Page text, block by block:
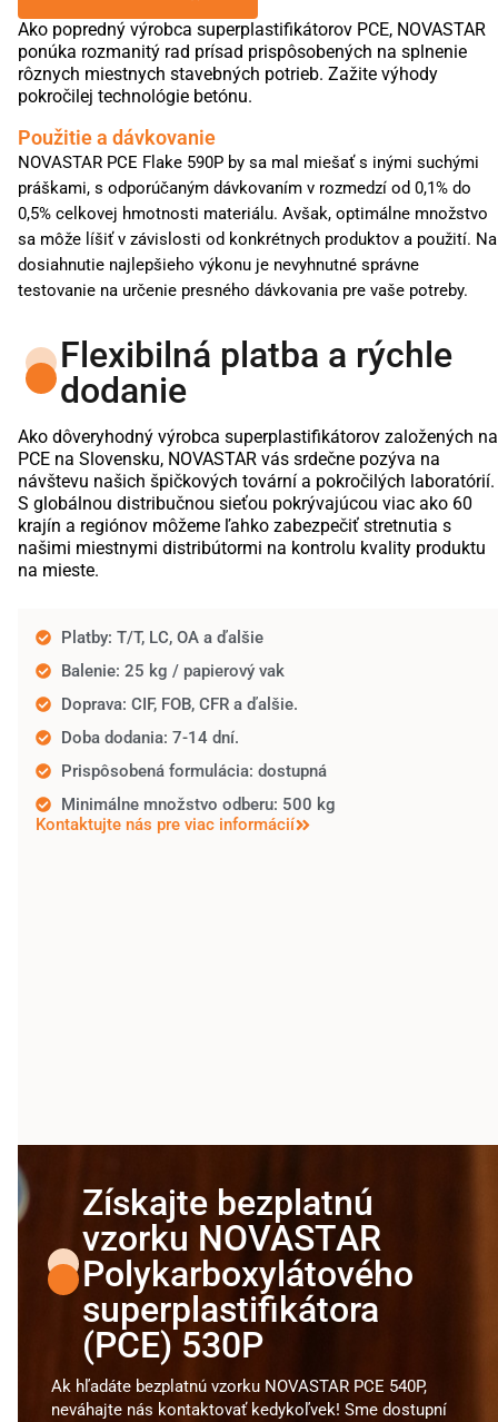
Ako popredný výrobca superplastifikátorov PCE, NOVASTAR
ponúka rozmanitý rad prísad prispôsobených na splnenie
rôznych miestnych stavebných potrieb. Zažite výhody
pokročilej technológie betónu.
Použitie a dávkovanie
NOVASTAR PCE Flake 590P by sa mal miešať s inými suchými
práškami, s odporúčaným dávkovaním v rozmedzí od 0,1% do
0,5% celkovej hmotnosti materiálu. Avšak, optimálne množstvo
sa môže líšiť v závislosti od konkrétnych produktov a použití. Na
dosiahnutie najlepšieho výkonu je nevyhnutné správne
testovanie na určenie presného dávkovania pre vaše potreby.
Flexibilná platba a rýchle
dodanie
Ako dôveryhodný výrobca superplastifikátorov založených na
PCE na Slovensku, NOVASTAR vás srdečne pozýva na
návštevu našich špičkových tovární a pokročilých laboratórií.
S globálnou distribučnou sieťou pokrývajúcou viac ako 60
krajín a regiónov môžeme ľahko zabezpečiť stretnutia s
našimi miestnymi distribútormi na kontrolu kvality produktu
na mieste.
Platby: T/T, LC, OA a ďalšie
Balenie: 25 kg / papierový vak
Doprava: CIF, FOB, CFR a ďalšie.
Doba dodania: 7-14 dní.
Prispôsobená formulácia: dostupná
Minimálne množstvo odberu: 500 kg
Kontaktujte nás pre viac informácií
Získajte bezplatnú
vzorku NOVASTAR
Polykarboxylátového
superplastifikátora
(PCE) 530P
Ak hľadáte bezplatnú vzorku NOVASTAR PCE 540P,
neváhajte nás kontaktovať kedykoľvek! Sme dostupní